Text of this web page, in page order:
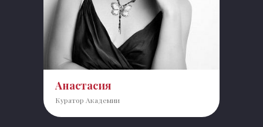
Анастасия
Куратор Академии